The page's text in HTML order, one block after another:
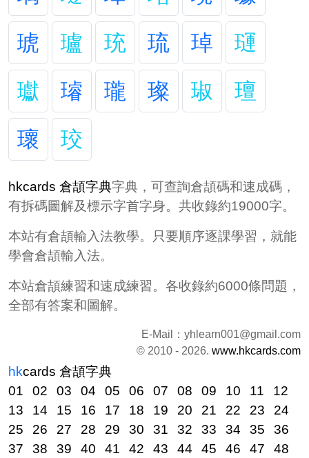
琥
瓐 珫 琉 琸
璭
瓛
璿 瓏 璨 琡
璮
瓌
珓
hkcards 倉頡字典字典，可查詢倉頡碼和速成碼，
有拆碼圖解及標示字首字身。共收錄約19000字。
本站有倉頡輸入法教學。只要順序逐課學習，就能
學會倉頡輸入法。
本站倉頡練習和速成練習。各收錄約6000條問題，
全部有答案和圖解。
E-Mail： yhlearn001@gmail.com
© 2010 - 2026. www.hkcards.com
hkcards 倉頡字典
01
02 03 04 05 06 07 08 09 10 11
12
13
14 15 16 17 18 19 20 21 22 23
24
25
26 27 28 29 30 31 32 33 34 35
36
37
38 39 40 41 42 43 44 45 46 47 48